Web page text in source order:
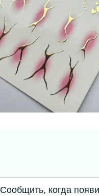
Сообщить, когда